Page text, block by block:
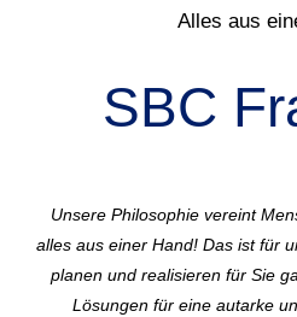
Alles aus
SBC
Unsere Philosophie vereint
alles aus einer Hand! Das ist für
planen und realisieren für Sie
Lösungen für eine autarke